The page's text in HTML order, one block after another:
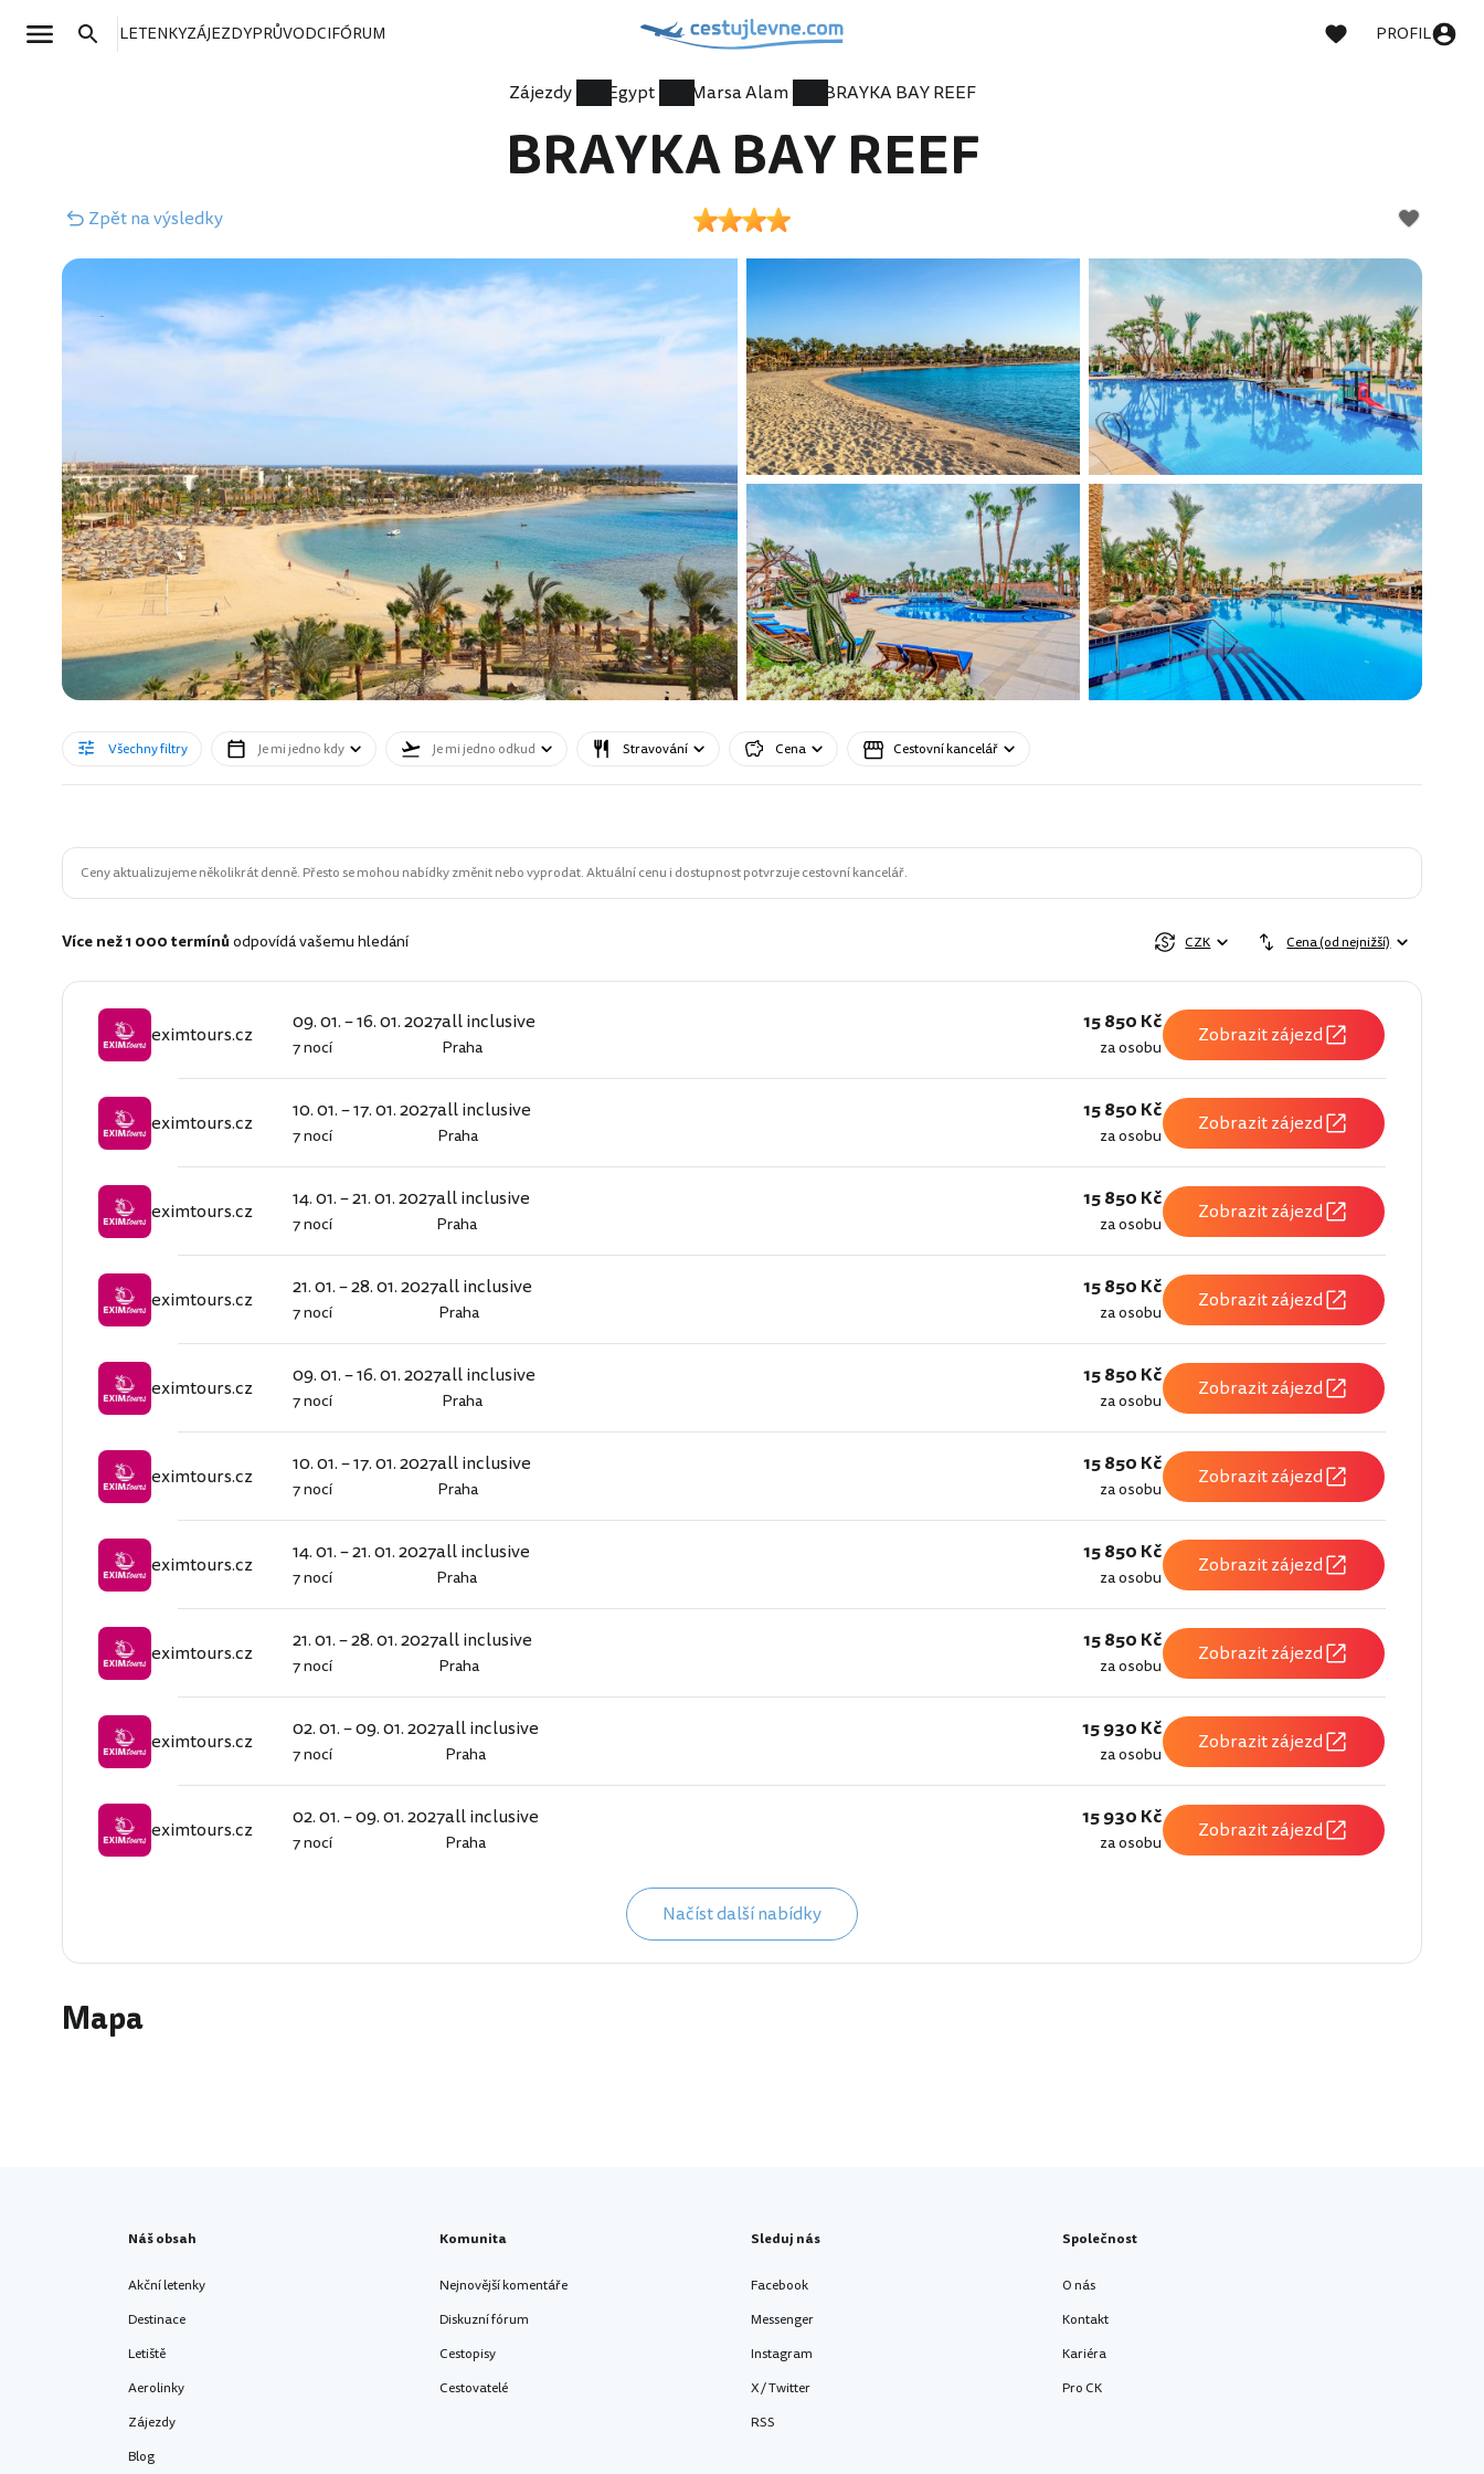
LETENKYZÁJEZDYPRŮVODCIFÓRUM PROFIL
Zájezdy Egypt Marsa Alam BRAYKA BAY REEF
BRAYKA BAY REEF
Zpětna výsledky
Všechny filtry Je mi jedno kdy Je mi jedno odkud Stravování Cena Cestovní kancelář
Ceny aktualizujeme několikrát denně. Přesto se mohou nabídky změnit nebo vyprodat. Aktuální cenu i dostupnost potvrzuje cestovní kancelář.
Více než 1 000 termínůodpovídá vašemu hledání CZK Cena (od nejnižší)
eximtours.cz
eximtours.cz 09. 01. – 16. 01. 2027
7 nocí
all inclusive
Praha
15 850 Kč
za osobu Zobrazit zájezd
eximtours.cz
eximtours.cz 10. 01. – 17. 01. 2027
7 nocí
all inclusive
Praha
15 850 Kč
za osobu Zobrazit zájezd
eximtours.cz
eximtours.cz 14. 01. – 21. 01. 2027
7 nocí
all inclusive
Praha
15 850 Kč
za osobu Zobrazit zájezd
eximtours.cz
eximtours.cz 21. 01. – 28. 01. 2027
7 nocí
all inclusive
Praha
15 850 Kč
za osobu Zobrazit zájezd
eximtours.cz
eximtours.cz 09. 01. – 16. 01. 2027
7 nocí
all inclusive
Praha
15 850 Kč
za osobu Zobrazit zájezd
eximtours.cz
eximtours.cz 10. 01. – 17. 01. 2027
7 nocí
all inclusive
Praha
15 850 Kč
za osobu Zobrazit zájezd
eximtours.cz
eximtours.cz 14. 01. – 21. 01. 2027
7 nocí
all inclusive
Praha
15 850 Kč
za osobu Zobrazit zájezd
eximtours.cz
eximtours.cz 21. 01. – 28. 01. 2027
7 nocí
all inclusive
Praha
15 850 Kč
za osobu Zobrazit zájezd
eximtours.cz
eximtours.cz 02. 01. – 09. 01. 2027
7 nocí
all inclusive
Praha
15 930 Kč
za osobu Zobrazit zájezd
eximtours.cz 02. 01. – 09. 01. 2027
7 nocí
all inclusive
Praha
15 930 Kč
za osobu Zobrazit zájezd
Načíst další nabídky
Mapa
Náš obsah
Akční letenky
Destinace
Letiště
Aerolinky
Zájezdy
Blog
Komunita
Nejnovější komentáře
Diskuzní fórum
Cestopisy
Cestovatelé
Sleduj nás
Facebook
Messenger
Instagram
X / Twitter
RSS
Společnost
O nás
Kontakt
Kariéra
Pro CK